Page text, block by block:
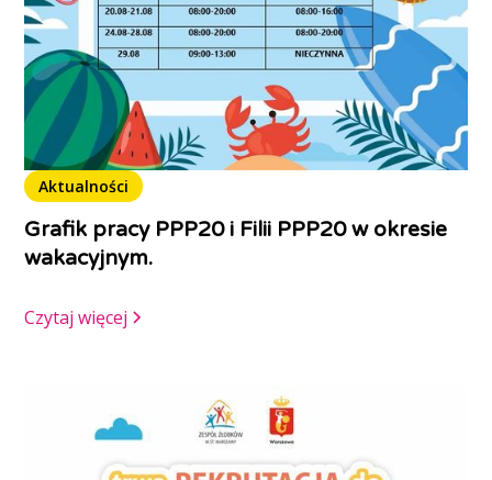
Aktualności
Grafik pracy PPP20 i Filii PPP20 w okresie
wakacyjnym.
Czytaj więcej